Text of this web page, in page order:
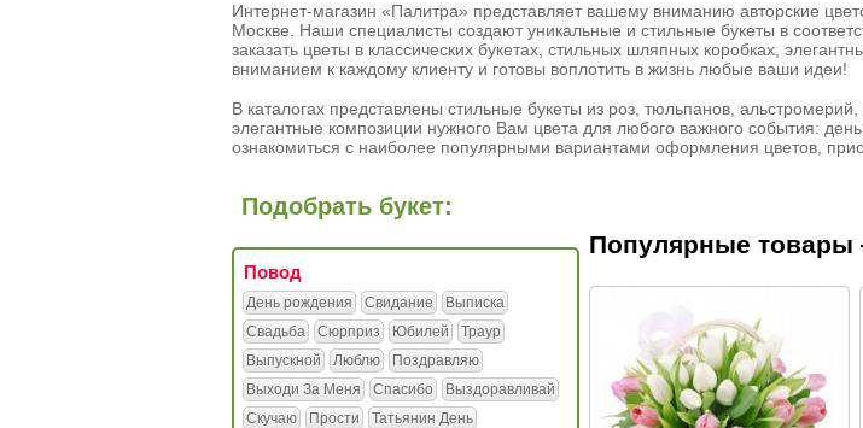
Интернет-магазин «Палитра» представляет вашему вниманию авторские
Москве. Наши специалисты создают уникальные и стильные букеты в
заказать цветы в классических букетах, стильных шляпных коробках,
вниманием к каждому клиенту и готовы воплотить в жизнь любые ваши идеи!
В каталогах представлены стильные букеты из роз, тюльпанов,
элегантные композиции нужного Вам цвета для любого важного события:
ознакомиться с наиболее популярными вариантами оформления цветов,
Подобрать букет:
Повод
День рождения Свидание
Выписка
Свадьба
Сюрприз Юбилей
Траур
Выпускной
Люблю
Поздравляю
Выходи За Меня
Спасибо
Выздоравливай
Скучаю
Прости Татьянин День
Популярные